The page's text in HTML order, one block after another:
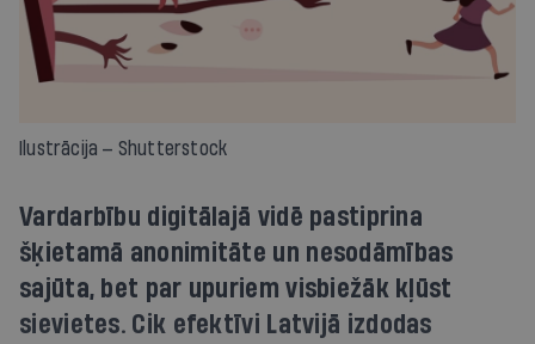
Ilustrācija — Shutterstock
Vardarbību digitālajā vidē pastiprina
šķietamā anonimitāte un nesodāmības
sajūta, bet par upuriem visbiežāk kļūst
sievietes. Cik efektīvi Latvijā izdodas